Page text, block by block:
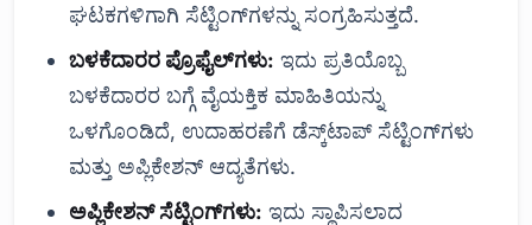
ಘಟಕಗಳಿಗಾಗಿ ಸೆಟ್ಟಿಂಗ್‌ಗಳನ್ನು ಸಂಗ್ರಹಿಸುತ್ತದೆ.
ಬಳಕೆದಾರರ ಪ್ರೊಫೈಲ್‌ಗಳು: ಇದು ಪ್ರತಿಯೊಬ್ಬ
ಬಳಕೆದಾರರ ಬಗ್ಗೆ ವೈಯಕ್ತಿಕ ಮಾಹಿತಿಯನ್ನು
ಒಳಗೊಂಡಿದೆ, ಉದಾಹರಣೆಗೆ ಡೆಸ್ಕ್‌ಟಾಪ್ ಸೆಟ್ಟಿಂಗ್‌ಗಳು
ಮತ್ತು ಅಪ್ಲಿಕೇಶನ್ ಆದ್ಯತೆಗಳು.
ಅಪ್ಲಿಕೇಶನ್ ಸೆಟ್ಟಿಂಗ್‌ಗಳು: ಇದು ಸ್ಥಾಪಿಸಲಾದ